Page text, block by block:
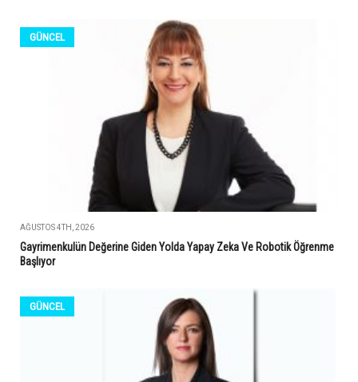
GÜNCEL
AĞUSTOS 4TH, 2026
Gayrimenkulün Değerine Giden Yolda Yapay Zeka Ve Robotik Öğrenme
Başlıyor
GÜNCEL